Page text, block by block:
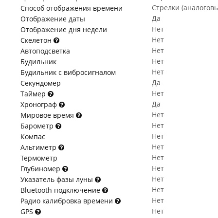
Способ отображения времени
Стрелки
Отображение даты
Да
Отображение дня недели
Нет
Скелетон
Нет
Автоподсветка
Нет
Будильник
Нет
Будильник с вибросигналом
Нет
Секундомер
Да
Таймер
Нет
Хронограф
Да
Мировое время
Нет
Барометр
Нет
Компас
Нет
Альтиметр
Нет
Термометр
Нет
Глубиномер
Нет
Указатель фазы луны
Нет
Bluetooth подключение
Нет
Радио калибровка времени
Нет
GPS
Нет